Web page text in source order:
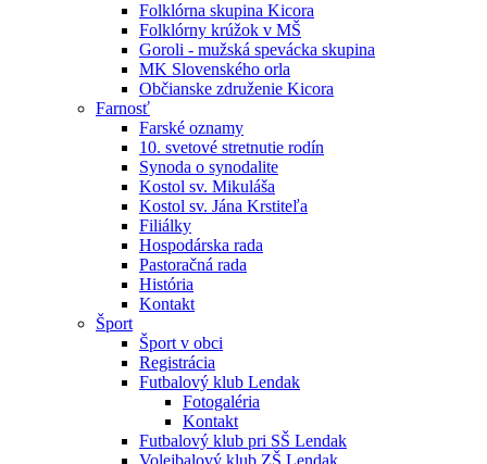
Folklórna skupina Kicora
Folklórny krúžok v MŠ
Goroli - mužská spevácka skupina
MK Slovenského orla
Občianske združenie Kicora
Farnosť
Farské oznamy
10. svetové stretnutie rodín
Synoda o synodalite
Kostol sv. Mikuláša
Kostol sv. Jána Krstiteľa
Filiálky
Hospodárska rada
Pastoračná rada
História
Kontakt
Šport
Šport v obci
Registrácia
Futbalový klub Lendak
Fotogaléria
Kontakt
Futbalový klub pri SŠ Lendak
Volejbalový klub ZŠ Lendak